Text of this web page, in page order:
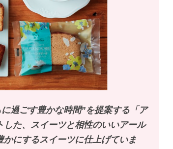
過ごす豊かな時間”を提案する「ア
た、スイーツと相性のいいアール
にするスイーツに仕上げていま